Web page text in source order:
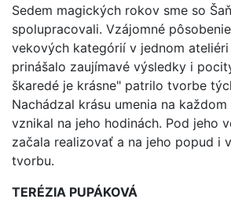
Sedem magických rokov sme so
spolupracovali. Vzájomné
vekových kategórií v jednom
prinášalo zaujímavé výsledky i
škaredé je krásne" patrilo tvorbe
Nachádzal krásu umenia na
vznikal na jeho hodinách. Pod jeho
začala realizovať a na jeho popud i
tvorbu.
TERÉZIA PUPÁKOVÁ